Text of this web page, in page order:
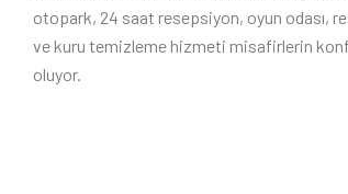
otopark, 24 saat resepsiyon, oyun odası,
ve kuru temizleme hizmeti misafirlerin
oluyor.